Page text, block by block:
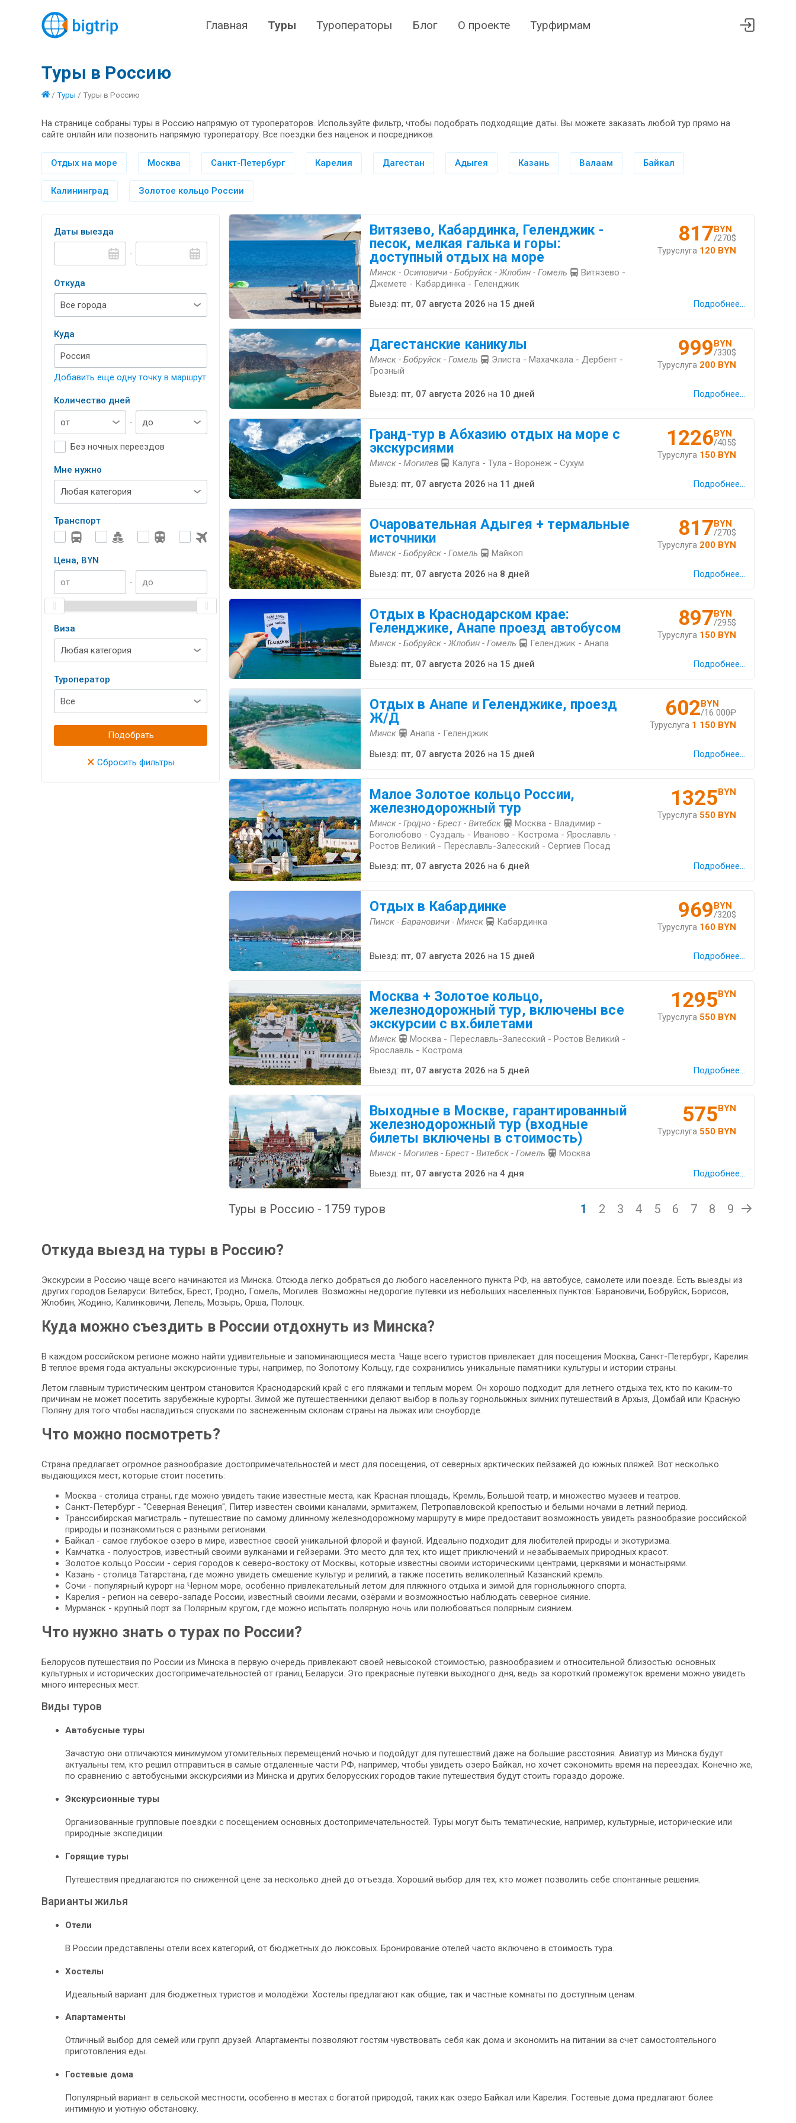
Главная Туры Туроператоры Блог О проекте Турфирмам
Туры в Россию
/ Туры / Туры в Россию
На странице собраны туры в Россию напрямую от туроператоров. Используйте фильтр, чтобы подобрать подходящие даты. Вы можете заказать любой тур прямо на
сайте онлайн или позвонить напрямую туроператору. Все поездки без наценок и посредников.
Отдых на море Москва Санкт-Петербург Карелия Дагестан Адыгея Казань Валаам Байкал
Калининград Золотое кольцо России
Даты выезда
-
Откуда
Куда
Добавить еще одну точку в маршрут
Количество дней
-
Без ночных переездов
Мне нужно
Транспорт
Цена, BYN
-
Виза
Туроператор
Подобрать
× Сбросить фильтры
Витязево, Кабардинка, Геленджик -
песок, мелкая галька и горы:
доступный отдых на море
Минск - Осиповичи - Бобруйск - Жлобин - Гомель
Витязево -
Джемете - Кабардинка - Геленджик
817BYN
/270$
Туруслуга 120 BYN
Выезд: пт, 07 августа 2026 на 15 дней Подробнее...
Дагестанские каникулы
Минск - Бобруйск - Гомель
Элиста - Махачкала - Дербент -
Грозный
999BYN
/330$
Туруслуга 200 BYN
Выезд: пт, 07 августа 2026 на 10 дней Подробнее...
Гранд-тур в Абхазию отдых на море с
экскурсиями
Минск - Могилев Калуга - Тула - Воронеж - Сухум
1226BYN
/405$
Туруслуга 150 BYN
Выезд: пт, 07 августа 2026 на 11 дней Подробнее...
Очаровательная Адыгея + термальные
источники
Минск - Бобруйск - Гомель Майкоп
817BYN
/270$
Туруслуга 200 BYN
Выезд: пт, 07 августа 2026 на 8 дней Подробнее...
Отдых в Краснодарском крае:
Геленджике, Анапе проезд автобусом
Минск - Бобруйск - Жлобин - Гомель Геленджик - Анапа
897BYN
/295$
Туруслуга 150 BYN
Выезд: пт, 07 августа 2026 на 15 дней Подробнее...
Отдых в Анапе и Геленджике, проезд
Ж/Д
Минск Анапа - Геленджик
602BYN
/16 000₽
Туруслуга 1 150 BYN
Выезд: пт, 07 августа 2026 на 15 дней Подробнее...
Малое Золотое кольцо России,
железнодорожный тур
Минск - Гродно - Брест - Витебск
Москва - Владимир -
Боголюбово - Суздаль - Иваново - Кострома - Ярославль -
Ростов Великий - Переславль-Залесский - Сергиев Посад
1325BYN
Туруслуга 550 BYN
Выезд: пт, 07 августа 2026 на 6 дней Подробнее...
Отдых в Кабардинке
Пинск - Барановичи - Минск Кабардинка 969BYN
/320$
Туруслуга 160 BYN
Выезд: пт, 07 августа 2026 на 15 дней Подробнее...
Москва + Золотое кольцо,
железнодорожный тур, включены все
экскурсии с вх.билетами
Минск
Москва - Переславль-Залесский - Ростов Великий -
Ярославль - Кострома
1295BYN
Туруслуга 550 BYN
Выезд: пт, 07 августа 2026 на 5 дней Подробнее...
Выходные в Москве, гарантированный
железнодорожный тур (входные
билеты включены в стоимость)
Минск - Могилев - Брест - Витебск - Гомель Москва
575BYN
Туруслуга 550 BYN
Выезд: пт, 07 августа 2026 на 4 дня Подробнее...
Туры в Россию - 1759 туров 1 2 3 4 5 6 7 8 9
Откуда выезд на туры в Россию?
Экскурсии в Россию чаще всего начинаются из Минска. Отсюда легко добраться до любого населенного пункта РФ, на автобусе, самолете или поезде. Есть выезды из
других городов Беларуси: Витебск, Брест, Гродно, Гомель, Могилев. Возможны недорогие путевки из небольших населенных пунктов: Барановичи, Бобруйск, Борисов,
Жлобин, Жодино, Калинковичи, Лепель, Мозырь, Орша, Полоцк.
Куда можно съездить в России отдохнуть из Минска?
В каждом российском регионе можно найти удивительные и запоминающиеся места. Чаще всего туристов привлекает для посещения Москва, Санкт-Петербург, Карелия.
В теплое время года актуальны экскурсионные туры, например, по Золотому Кольцу, где сохранились уникальные памятники культуры и истории страны.
Летом главным туристическим центром становится Краснодарский край с его пляжами и теплым морем. Он хорошо подходит для летнего отдыха тех, кто по каким-то
причинам не может посетить зарубежные курорты. Зимой же путешественники делают выбор в пользу горнолыжных зимних путешествий в Архыз, Домбай или Красную
Поляну для того чтобы насладиться спусками по заснеженным склонам страны на лыжах или сноуборде.
Что можно посмотреть?
Страна предлагает огромное разнообразие достопримечательностей и мест для посещения, от северных арктических пейзажей до южных пляжей. Вот несколько
выдающихся мест, которые стоит посетить:
Москва - столица страны, где можно увидеть такие известные места, как Красная площадь, Кремль, Большой театр, и множество музеев и театров.
Санкт-Петербург - "Северная Венеция", Питер известен своими каналами, эрмитажем, Петропавловской крепостью и белыми ночами в летний период.
Транссибирская магистраль - путешествие по самому длинному железнодорожному маршруту в мире предоставит возможность увидеть разнообразие российской
природы и познакомиться с разными регионами.
Байкал - самое глубокое озеро в мире, известное своей уникальной флорой и фауной. Идеально подходит для любителей природы и экотуризма.
Камчатка - полуостров, известный своими вулканами и гейзерами. Это место для тех, кто ищет приключений и незабываемых природных красот.
Золотое кольцо России - серия городов к северо-востоку от Москвы, которые известны своими историческими центрами, церквями и монастырями.
Казань - столица Татарстана, где можно увидеть смешение культур и религий, а также посетить великолепный Казанский кремль.
Сочи - популярный курорт на Черном море, особенно привлекательный летом для пляжного отдыха и зимой для горнолыжного спорта.
Карелия - регион на северо-западе России, известный своими лесами, озёрами и возможностью наблюдать северное сияние.
Мурманск - крупный порт за Полярным кругом, где можно испытать полярную ночь или полюбоваться полярным сиянием.
Что нужно знать о турах по России?
Белорусов путешествия по России из Минска в первую очередь привлекают своей невысокой стоимостью, разнообразием и относительной близостью основных
культурных и исторических достопримечательностей от границ Беларуси. Это прекрасные путевки выходного дня, ведь за короткий промежуток времени можно увидеть
много интересных мест.
Виды туров
Автобусные туры
Зачастую они отличаются минимумом утомительных перемещений ночью и подойдут для путешествий даже на большие расстояния. Авиатур из Минска будут
актуальны тем, кто решил отправиться в самые отдаленные части РФ, например, чтобы увидеть озеро Байкал, но хочет сэкономить время на переездах. Конечно же,
по сравнению с автобусными экскурсиями из Минска и других белорусских городов такие путешествия будут стоить гораздо дороже.
Экскурсионные туры
Организованные групповые поездки с посещением основных достопримечательностей. Туры могут быть тематические, например, культурные, исторические или
природные экспедиции.
Горящие туры
Путешествия предлагаются по сниженной цене за несколько дней до отъезда. Хороший выбор для тех, кто может позволить себе спонтанные решения.
Варианты жилья
Отели
В России представлены отели всех категорий, от бюджетных до люксовых. Бронирование отелей часто включено в стоимость тура.
Хостелы
Идеальный вариант для бюджетных туристов и молодёжи. Хостелы предлагают как общие, так и частные комнаты по доступным ценам.
Апартаменты
Отличный выбор для семей или групп друзей. Апартаменты позволяют гостям чувствовать себя как дома и экономить на питании за счет самостоятельного
приготовления еды.
Гостевые дома
Популярный вариант в сельской местности, особенно в местах с богатой природой, таких как озеро Байкал или Карелия. Гостевые дома предлагают более
интимную и уютную обстановку.